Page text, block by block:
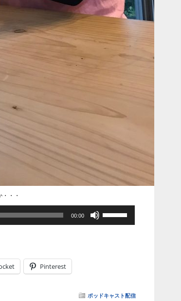
・・
00:00
上
Pinterest
ポッドキャスト配信